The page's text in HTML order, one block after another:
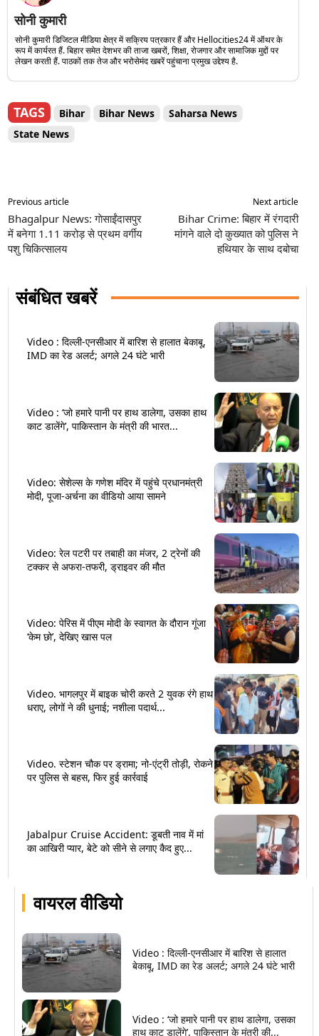
वायरल वीडियो
Video : दिल्ली-एनसीआर में बारिश से हालात
बेकाबू, IMD का रेड अलर्ट; अगले 24 घंटे भारी
Video : ‘जो हमारे पानी पर हाथ डालेगा, उसका
हाथ काट डालेंगे’, पाकिस्तान के मंत्री की...
सोनी कुमारी
सोनी कुमारी डिजिटल मीडिया क्षेत्र में सक्रिय पत्रकार हैं और Hellocities24 में ऑथर के
रूप में कार्यरत हैं. बिहार समेत देशभर की ताजा खबरों, शिक्षा, रोजगार और सामाजिक मुद्दों पर
लेखन करती हैं. पाठकों तक तेज और भरोसेमंद खबरें पहुंचाना प्रमुख उद्देश्य है.
TAGS Bihar Bihar News
Saharsa News
State News
Previous article
Bhagalpur News: गाेसाईंदासपुर
में बनेगा 1.11 करोड़ से प्रथम वर्गीय
पशु चिकित्सालय
Next article
Bihar Crime: बिहार में रंगदारी
मांगने वाले दो कुख्यात को पुलिस ने
हथियार के साथ दबोचा
संबंधित खबरें
Video : दिल्ली-एनसीआर में बारिश से हालात बेकाबू,
IMD का रेड अलर्ट; अगले 24 घंटे भारी
Video : ‘जो हमारे पानी पर हाथ डालेगा, उसका हाथ
काट डालेंगे’, पाकिस्तान के मंत्री की भारत...
Video: सेशेल्स के गणेश मंदिर में पहुंचे प्रधानमंत्री
मोदी, पूजा-अर्चना का वीडियो आया सामने
Video: रेल पटरी पर तबाही का मंजर, 2 ट्रेनों की
टक्कर से अफरा-तफरी, ड्राइवर की मौत
Video: पेरिस में पीएम मोदी के स्वागत के दौरान गूंजा
‘केम छो’, देखिए खास पल
Video. भागलपुर में बाइक चोरी करते 2 युवक रंगे हाथ
धराए, लोगों ने की धुनाई; नशीला पदार्थ...
Video. स्टेशन चौक पर ड्रामा; नो-एंट्री तोड़ी, रोकने
पर पुलिस से बहस, फिर हुई कार्रवाई
Jabalpur Cruise Accident: डूबती नाव में मां
का आखिरी प्यार, बेटे को सीने से लगाए कैद हुए...